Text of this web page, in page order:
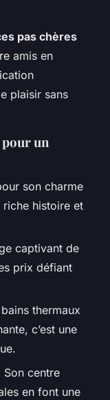
pas chères
amis en
plaisir sans
pour un
son charme
histoire et
captivant de
prix défiant
thermaux
c’est une
Son centre
en font une